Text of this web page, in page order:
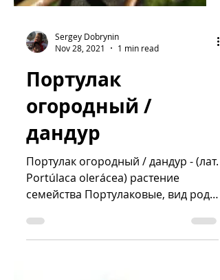
Sergey Dobrynin
Nov 28, 2021
1 min read
Портулак
огородный /